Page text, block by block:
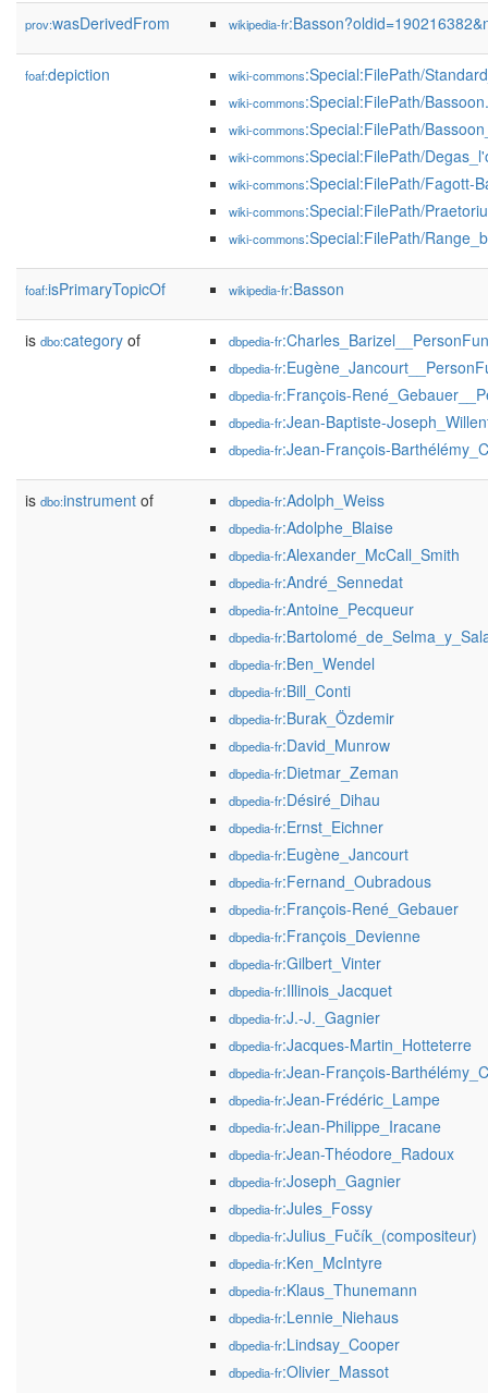
prov:wasDerivedFrom wikipedia-fr
foaf:depiction wiki-commons:Special:FilePath/
wiki-commons:Special:FilePath/
wiki-commons:Special:FilePath/
wiki-commons:Special:FilePath/
wiki-commons:Special:FilePath/Fagott-
wiki-commons:Special:FilePath/
wiki-commons:Special:FilePath/
foaf:isPrimaryTopicOf wikipedia-fr:Basson
is dbo:category of dbpedia-fr
dbpedia-fr
dbpedia-fr:François-
dbpedia-fr:Jean-Baptiste-
dbpedia-fr:Jean-François-
is dbo:instrument of dbpedia-fr:Adolph_Weiss
dbpedia-fr:Adolphe_Blaise
dbpedia-fr:Alexander_McCall_Smith
dbpedia-fr:André_Sennedat
dbpedia-fr:Antoine_Pecqueur
dbpedia-fr
dbpedia-fr:Ben_Wendel
dbpedia-fr:Bill_Conti
dbpedia-fr:Burak_Özdemir
dbpedia-fr:David_Munrow
dbpedia-fr:Dietmar_Zeman
dbpedia-fr:Désiré_Dihau
dbpedia-fr:Ernst_Eichner
dbpedia-fr:Eugène_Jancourt
dbpedia-fr:Fernand_Oubradous
dbpedia-fr:François-René_Gebauer
dbpedia-fr:François_Devienne
dbpedia-fr:Gilbert_Vinter
dbpedia-fr:Illinois_Jacquet
dbpedia-fr:J.-J._Gagnier
dbpedia-fr:Jacques-Martin_Hotteterre
dbpedia-fr:Jean-François-
dbpedia-fr:Jean-Frédéric_Lampe
dbpedia-fr:Jean-Philippe_Iracane
dbpedia-fr:Jean-Théodore_Radoux
dbpedia-fr:Joseph_Gagnier
dbpedia-fr:Jules_Fossy
dbpedia-fr:Julius_Fučík_(compositeur)
dbpedia-fr:Ken_McIntyre
dbpedia-fr:Klaus_Thunemann
dbpedia-fr:Lennie_Niehaus
dbpedia-fr:Lindsay_Cooper
dbpedia-fr:Olivier_Massot